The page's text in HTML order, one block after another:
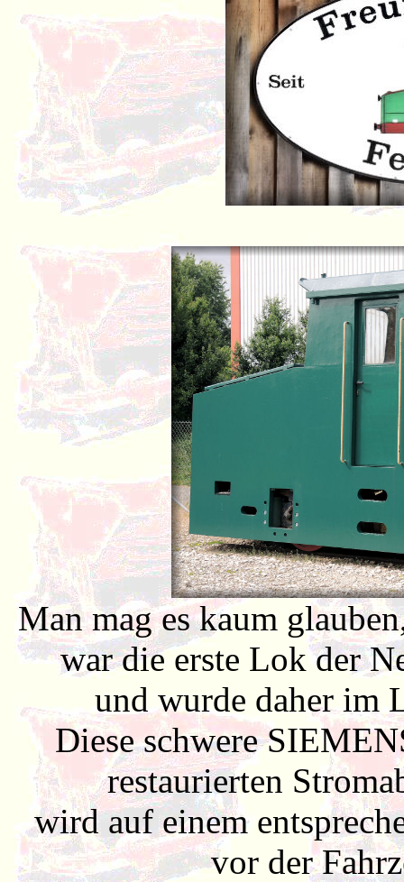
Man mag es kaum
war die erste Lok der
und wurde daher im
Diese schwere
restaurierten
wird auf einem
vor der